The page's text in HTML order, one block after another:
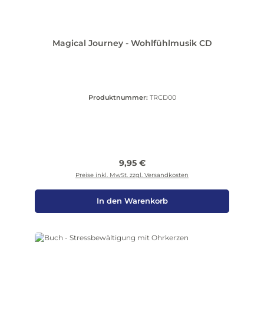
Magical Journey - Wohlfühlmusik CD
Produktnummer: TRCD00
Regulärer Preis:
9,95 €
Preise inkl. MwSt. zzgl. Versandkosten
In den Warenkorb